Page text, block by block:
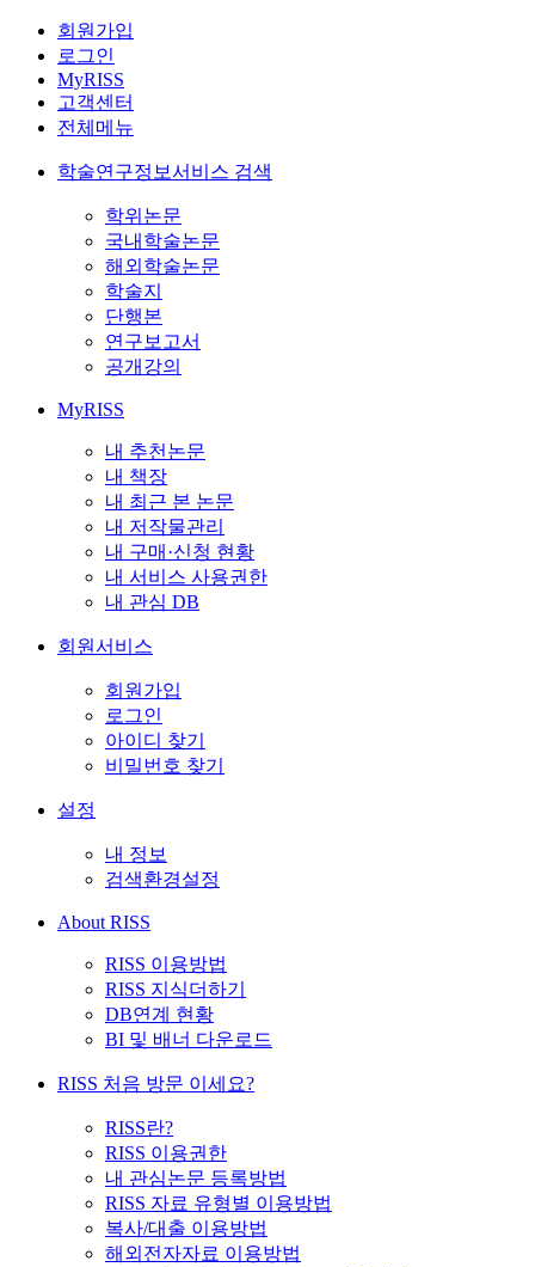
회원가입
로그인
MyRISS
고객센터
전체메뉴
학술연구정보서비스 검색
학위논문
국내학술논문
해외학술논문
학술지
단행본
연구보고서
공개강의
MyRISS
내 추천논문
내 책장
내 최근 본 논문
내 저작물관리
내 구매·신청 현황
내 서비스 사용권한
내 관심 DB
회원서비스
회원가입
로그인
아이디 찾기
비밀번호 찾기
설정
내 정보
검색환경설정
About RISS
RISS 이용방법
RISS 지식더하기
DB연계 현황
BI 및 배너 다운로드
RISS 처음 방문 이세요?
RISS란?
RISS 이용권한
내 관심논문 등록방법
RISS 자료 유형별 이용방법
복사/대출 이용방법
해외전자자료 이용방법